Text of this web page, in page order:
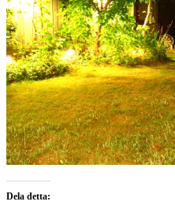
Dela detta: